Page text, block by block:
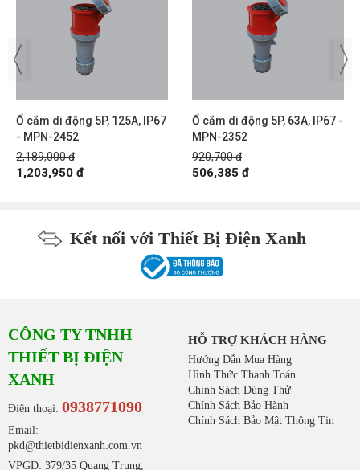
Ổ cắm di động 5P, 125A, IP67
- MPN-2452
2,189,000 đ
1,203,950 đ
Ổ cắm di động 5P, 63A, IP67 -
MPN-2352
920,700 đ
506,385 đ
Kết nối với Thiết Bị Điện Xanh
CÔNG TY TNHH
THIẾT BỊ ĐIỆN
XANH
Điện thoại: 0938771090
Email:
pkd@thietbidienxanh.com.vn
VPGD: 379/35 Quang Trung,
HỖ TRỢ KHÁCH HÀNG
Hướng Dẫn Mua Hàng
Hình Thức Thanh Toán
Chính Sách Dùng Thử
Chính Sách Bảo Hành
Chính Sách Bảo Mật Thông Tin